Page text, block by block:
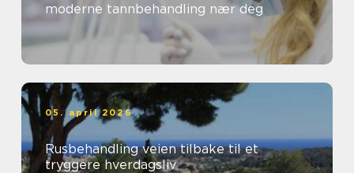
moderne tannbehandling nær deg
05. april 2026
Rusbehandling veien tilbake til et
tryggere hverdagsliv